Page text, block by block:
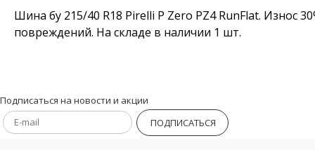
Шина бу 215/40 R18 Pirelli P Zero PZ4 RunFlat. Износ
повреждений. На складе в наличии 1 шт.
Подписаться на новости и акции
ПОДПИСАТЬСЯ